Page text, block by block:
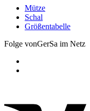
Mütze
Schal
Größentabelle
Folge vonGerSa im Netz